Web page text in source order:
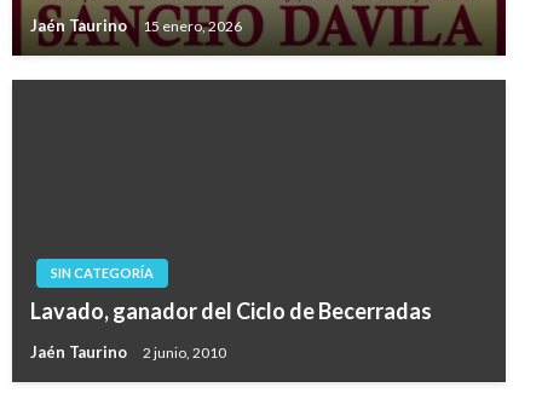
Jaén Taurino 15 enero, 2026
SIN CATEGORÍA
Lavado, ganador del Ciclo de Becerradas
Jaén Taurino 2 junio, 2010